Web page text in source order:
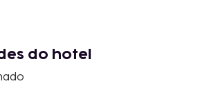
do hotel